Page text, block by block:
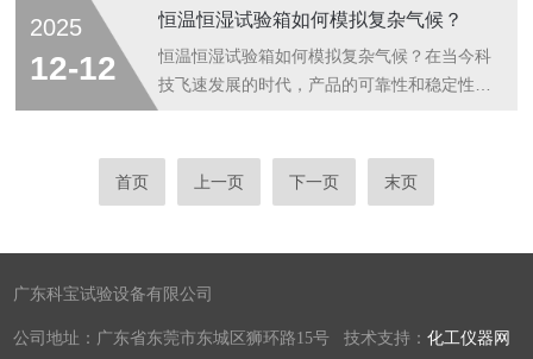
充注加热模块故障测量电加热管电阻值，偏离
额定值±10%需更换清理加热管表面氧化层，
接触不良...
慢或达不到上限，先检查加热管是否正常工
作，可通过控制柜电流表查看加热回路电流，
无电流则可能是加热管烧毁或接触器故障。若
缩机，若压缩机启动后无制冷效果，可能是制
会...
2025
12-12
恒温恒湿试验箱如何模拟复杂气候？
恒温恒湿试验箱如何模拟复杂气候？在当今科
技飞速发展的时代，产品的可靠性和稳定性面
气候条件下经受住考验，以确保其在实际应用
用，它能够精准地模拟出复杂的气候环境，为
产品研发、质量控制和可靠性测试提供了强有
试验箱的核心在于其温度和湿度控制系统。温
首页 上一页 下一页 末页
广东科宝试验设备有限公司
公司地址：广东省东莞市东城区狮环路15号 技术支持：化工仪器网